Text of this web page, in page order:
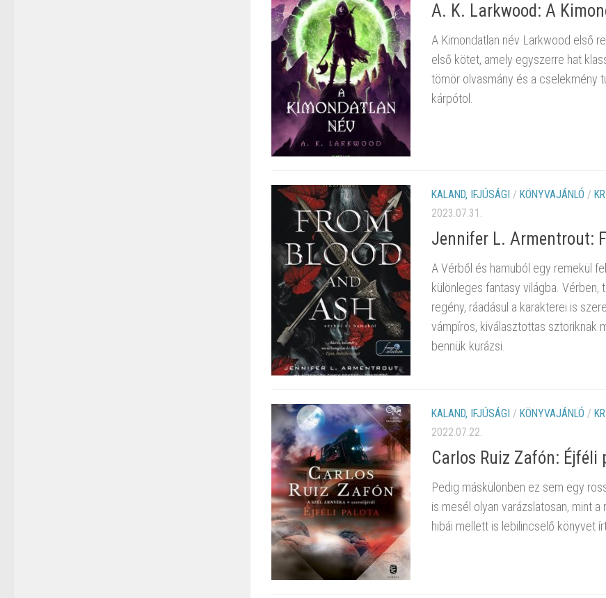
A. K. Larkwood: A
A Kimondatlan név Larkwood első
első kötet, amely egyszerre hat
tömör olvasmány és a cselekmény
kárpótol.
KALAND, IFJÚSÁGI / KÖNYVAJÁNLÓ /
2023.07.31.
Jennifer L. Armentrout:
A Vérből és hamuból egy remekül
különleges fantasy világba.
regény, ráadásul a karakterei is
vámpíros, kiválasztottas sztoriknak
bennük kurázsi.
KALAND, IFJÚSÁGI / KÖNYVAJÁNLÓ /
2022.07.22.
Carlos Ruiz Zafón:
Pedig máskülönben ez sem egy
is mesél olyan varázslatosan, mint
hibái mellett is lebilincselő könyvet